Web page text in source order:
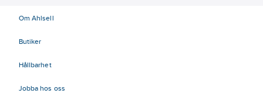
Om Ahlsell
Butiker
Hållbarhet
Jobba hos oss